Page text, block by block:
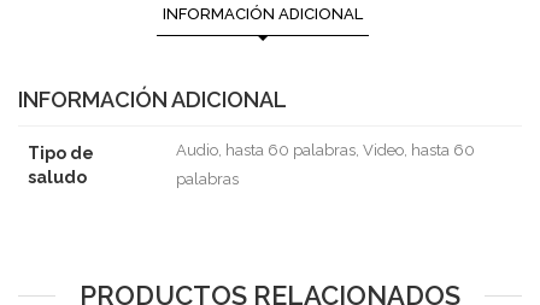
INFORMACIÓN ADICIONAL
INFORMACIÓN ADICIONAL
Tipo de
saludo
Audio, hasta 60 palabras, Video, hasta 60
palabras
PRODUCTOS RELACIONADOS